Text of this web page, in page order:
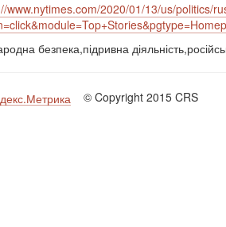
www.nytimes.com/2020/01/13/us/politics/
безпека,підривна
© Copyright 2015 CRS